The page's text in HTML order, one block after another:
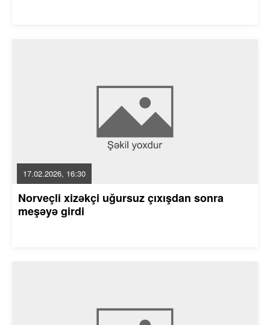
17.02.2026, 16:30
Norveçli xizəkçi uğursuz çıxışdan sonra
meşəyə girdi